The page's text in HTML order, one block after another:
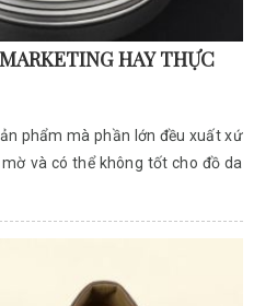
HAY THỰC
phẩm mà phần lớn đều xuất xứ
và có thể không tốt cho đồ da